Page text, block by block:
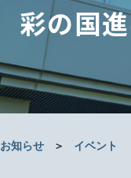
彩の国
お知らせ ＞ イベント